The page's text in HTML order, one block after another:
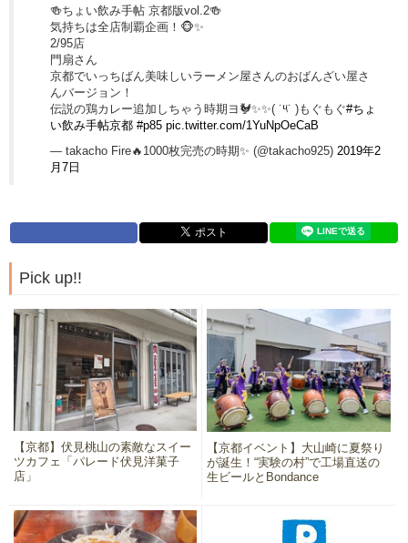
🍻ちょい飲み手帖 京都版vol.2🍻
気持ちは全店制覇企画！🐵✨
2/95店
門扇さん
京都でいっちばん美味しいラーメン屋さんのおばんざい屋さ
んバージョン！
伝説の鶏カレー追加しちゃう時期ヨ🐓✨✨( ˙༥˙ )もぐもぐ#ちょ
い飲み手帖京都 #p85 pic.twitter.com/1YuNpOeCaB
— takacho Fire🔥1000枚完売の時期✨ (@takacho925) 2019年2
月7日
Pick up!!
【京都】伏見桃山の素敵なスイー
ツカフェ「パレード伏見洋菓子
店」
【京都イベント】大山崎に夏祭り
が誕生！“実験の村”で工場直送の
生ビールとBondance